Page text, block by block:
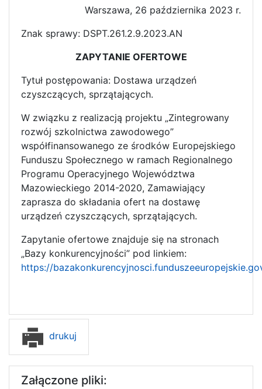
Warszawa, 26 października 2023 r.
Znak sprawy: DSPT.261.2.9.2023.AN
ZAPYTANIE OFERTOWE
Tytuł postępowania: Dostawa urządzeń
czyszczących, sprzątających.
W związku z realizacją projektu „Zintegrowany
rozwój szkolnictwa zawodowego”
współfinansowanego ze środków Europejskiego
Funduszu Społecznego w ramach Regionalnego
Programu Operacyjnego Województwa
Mazowieckiego 2014-2020, Zamawiający
zaprasza do składania ofert na dostawę
urządzeń czyszczących, sprzątających.
Zapytanie ofertowe znajduje się na stronach
„Bazy konkurencyjności” pod linkiem:
https://
drukuj
Załączone pliki: